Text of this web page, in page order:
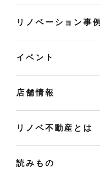
リノベーション事例
イベント
店舗情報
リノベ不動産とは
読みもの